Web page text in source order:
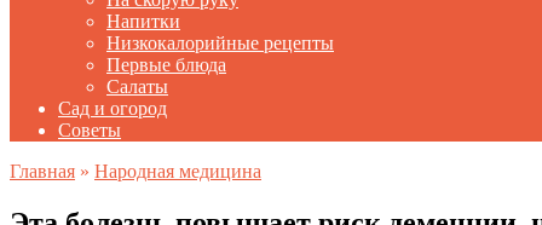
Напитки
Низкокалорийные рецепты
Первые блюда
Салаты
Сад и огород
Советы
Главная » Народная медицина